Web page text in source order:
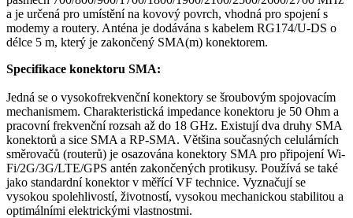
a je určená pro umístění na kovový povrch, vhodná pro spojení s
modemy a routery. Anténa je dodávána s kabelem RG174/U-DS o
délce 5 m, který je zakončený SMA(m) konektorem.
Specifikace konektoru SMA:
Jedná se o vysokofrekvenčníkonektory se šroubovým spojovacím
mechanismem. Charakteristická impedance konektoru je 50 Ohm a
pracovní frekvenční rozsah až do 18 GHz. Existují dva druhy SMA
konektorů a sice SMA a RP-SMA. Většina současných celulárních
směrovačů (routerů) je osazována konektory SMA pro připojeníWi-
Fi/2G/3G/LTE/GPS antén zakončených protikusy. Používá se také
jako standardníkonektorv měřící VF technice. Vyznačují se
vysokou spolehlivostí, životností, vysokou mechanickou stabilitou a
optimálními elektrickými vlastnostmi.